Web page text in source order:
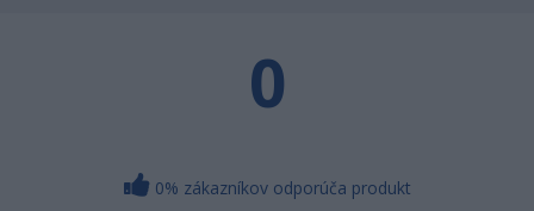
0
0% zákazníkov odporúča produkt